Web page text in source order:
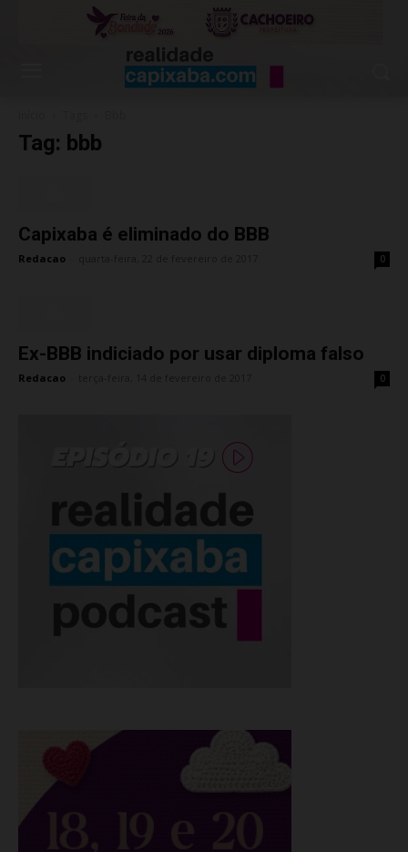
Tag: bbb
Capixaba é eliminado do BBB
Redacao 0
Ex-BBB indiciado por usar diploma falso
Redacao 0